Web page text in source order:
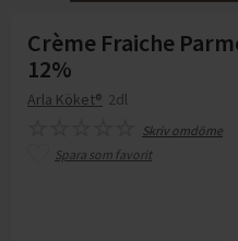
Crème Fraiche
12%
Arla Köket® 2dl
Skriv omdöme
Spara som favorit